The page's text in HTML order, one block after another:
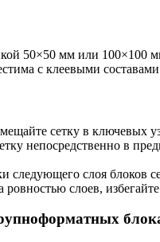
50×50 мм или
с клеевыми
сетку в ключевых
непосредственно в
следующего слоя блоков
ровностью слоев,